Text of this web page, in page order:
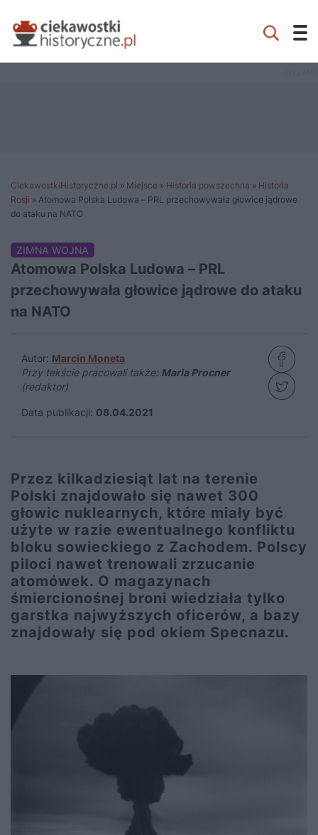
CiekawostkiHistoryczne.pl » Miejsce » Historia powszechna » Historia
Rosji » Atomowa Polska Ludowa – PRL przechowywała głowice jądrowe
do ataku na NATO
ZIMNA WOJNA
Atomowa Polska Ludowa – PRL
przechowywała głowice jądrowe do ataku
na NATO
Autor: Marcin Moneta
Przy tekście pracowali także: Maria Procner
(redaktor)
Data publikacji: 08.04.2021
Przez kilkadziesiąt lat na terenie
Polski znajdowało się nawet 300
głowic nuklearnych, które miały być
użyte w razie ewentualnego konfliktu
bloku sowieckiego z Zachodem. Polscy
piloci nawet trenowali zrzucanie
atomówek. O magazynach
śmiercionośnej broni wiedziała tylko
garstka najwyższych oficerów, a bazy
znajdowały się pod okiem Specnazu.